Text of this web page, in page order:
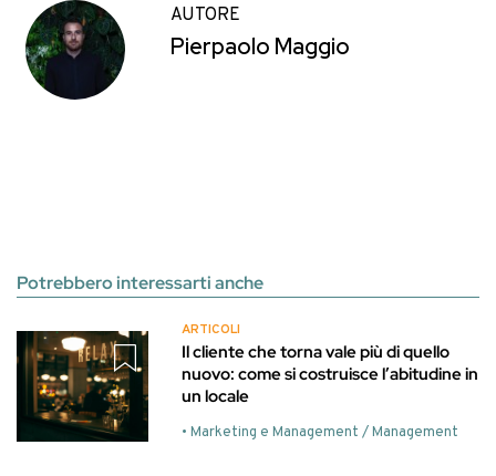
AUTORE
Pierpaolo Maggio
Potrebbero interessarti anche
ARTICOLI
Il cliente che torna vale più di quello
nuovo: come si costruisce l’abitudine in
un locale
• Marketing e Management / Management